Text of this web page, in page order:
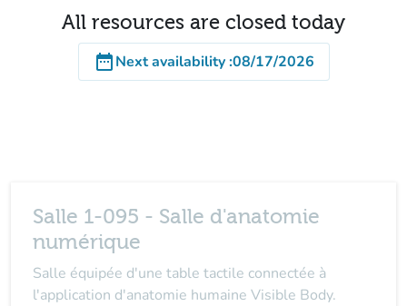
All resources are closed today
date_rangeNext availability:08/17/2026
Salle 1-095 - Salle d'anatomie
numérique
Salle équipée d'une table tactile connectée à
l'application d'anatomie humaine Visible Body.